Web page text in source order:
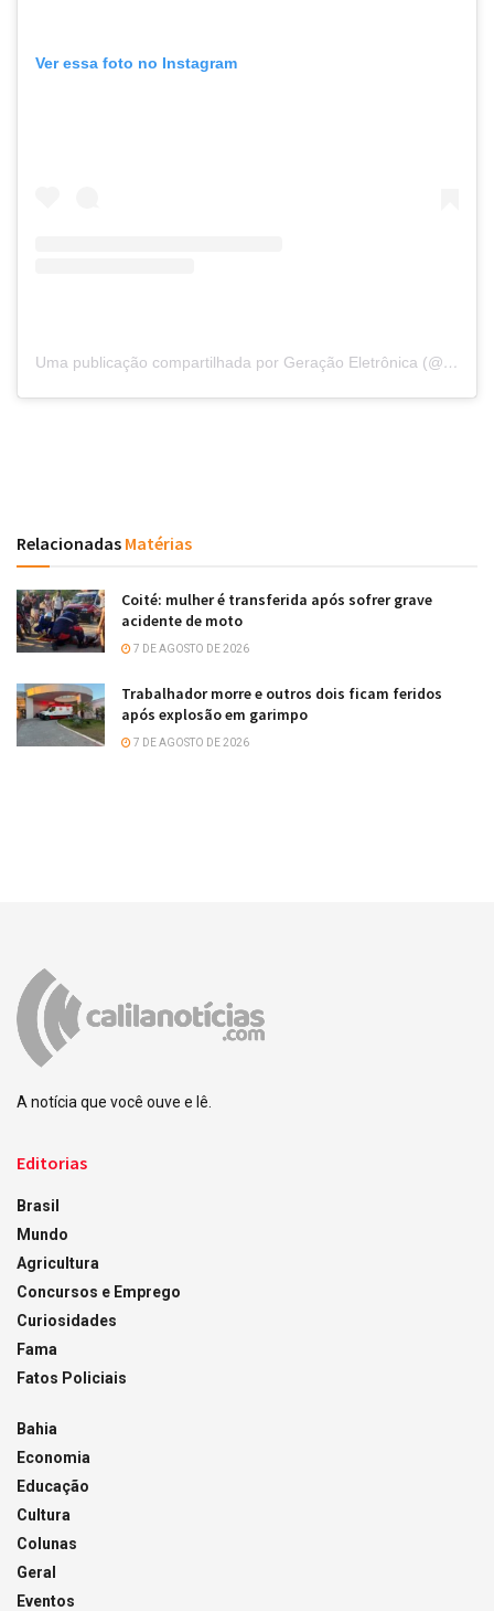
Ver essa foto no Instagram
Uma publicação compartilhada por Geração Eletrônica (@geracaoeletronicaoficial)
Relacionadas Matérias
Coité: mulher é transferida após sofrer grave
acidente de moto
7 DE AGOSTO DE 2026
Trabalhador morre e outros dois ficam feridos
após explosão em garimpo
7 DE AGOSTO DE 2026
A notícia que você ouve e lê.
Editorias
Brasil
Mundo
Agricultura
Concursos e Emprego
Curiosidades
Fama
Fatos Policiais
Bahia
Economia
Educação
Cultura
Colunas
Geral
Eventos